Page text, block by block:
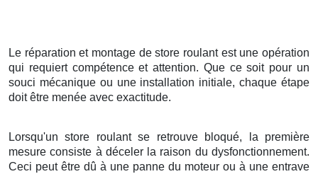
Le réparation et montage de store roulant est une opération
qui requiert compétence et attention. Que ce soit pour un
souci mécanique ou une installation initiale, chaque étape
doit être menée avec exactitude.
Lorsqu'un store roulant se retrouve bloqué, la première
mesure consiste à déceler la raison du dysfonctionnement.
Ceci peut être dû à une panne du moteur ou à une entrave